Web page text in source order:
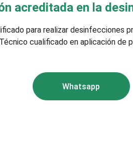
Whatsapp
acreditada en la
para realizar desinfecciones
cualificado en aplicación de